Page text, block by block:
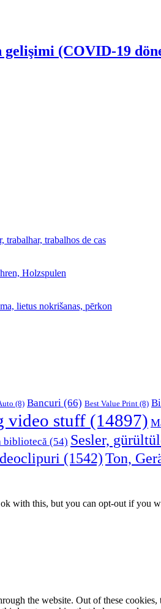
gelişimi (COVID-19
trabalhar, trabalhos de cas
Holzspulen
lietus nokrišanas, pērkon
(8) Bancuri (66) Best Value Print (8)
video stuff (14897)
bibliotecă (54) Sesler,
(1542)Ton,
with this, but you can opt-out if you
the website. Out of these